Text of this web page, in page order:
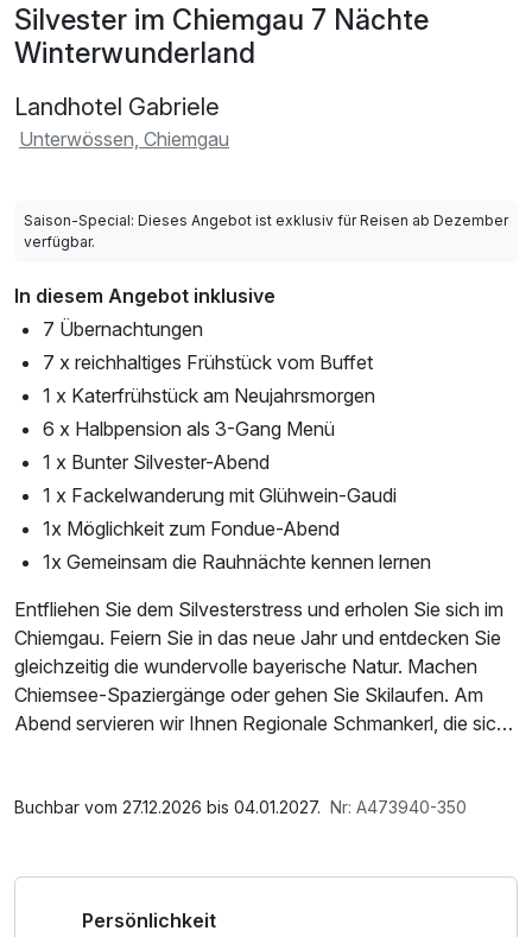
Silvester im Chiemgau 7 Nächte
Winterwunderland
Landhotel Gabriele
Unterwössen, Chiemgau
Saison-Special: Dieses Angebot ist exklusiv für Reisen ab Dezember
verfügbar.
In diesem Angebot inklusive
7 Übernachtungen
7 x reichhaltiges Frühstück vom Buffet
1 x Katerfrühstück am Neujahrsmorgen
6 x Halbpension als 3-Gang Menü
1 x Bunter Silvester-Abend
1 x Fackelwanderung mit Glühwein-Gaudi
1x Möglichkeit zum Fondue-Abend
1x Gemeinsam die Rauhnächte kennen lernen
Entfliehen Sie dem Silvesterstress und erholen Sie sich im
Chiemgau. Feiern Sie in das neue Jahr und entdecken Sie
gleichzeitig die wundervolle bayerische Natur. Machen
Chiemsee-Spaziergänge oder gehen Sie Skilaufen. Am
Abend servieren wir Ihnen Regionale Schmankerl, die sich
Massagen und stimmen Sie sich auf den Silvesterabend
1 Flasche Mineralwasser, Parkplatz, Nutzung des
Buchbar vom 27.12.2026 bis 04.01.2027. Nr: A473940-350
Persönlichkeit